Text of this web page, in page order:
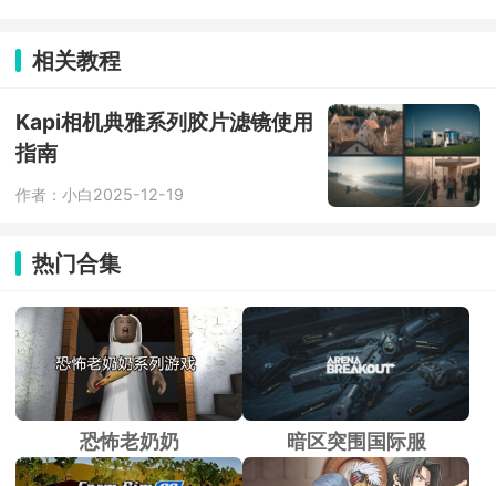
览、改界面、打包发布。社区里有超多
别人做好的应用能直接玩，普通人也能
相关教程
Kapi相机典雅系列胶片滤镜使用
指南
作者：小白2025-12-19
热门合集
恐怖老奶奶 暗区突围国际服